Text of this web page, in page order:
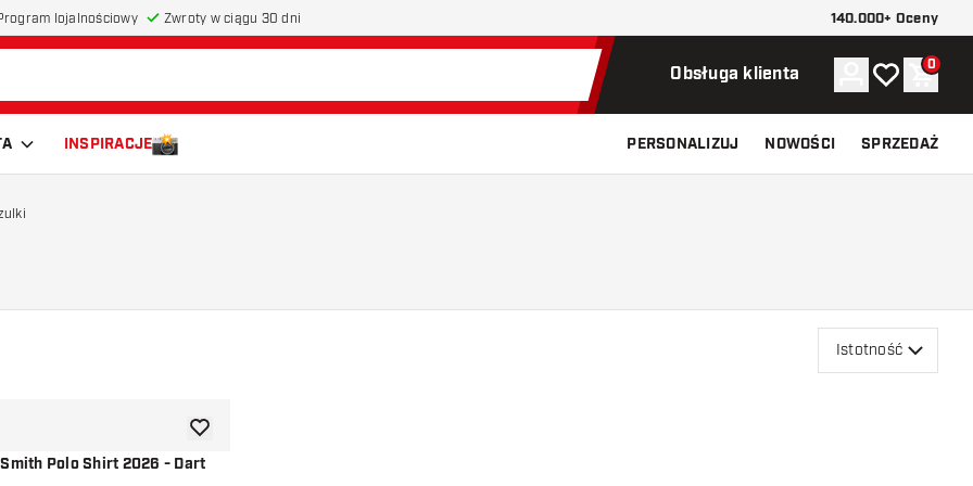
lojalnościowy Zwroty w ciągu 30 dni 140.000+ Oceny
Obsługa klienta Konto
Moja listaKoszyk
0
INSPIRACJE PERSONALIZUJ NOWOŚCI SPRZEDAŻ
Istotność
Polo Shirt 2026 - Dart
dodaj do listy życzeń